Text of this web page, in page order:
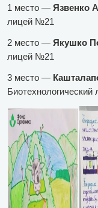
1 место — Язвенко
лицей №21
2 место — Якушко
лицей №21
3 место —